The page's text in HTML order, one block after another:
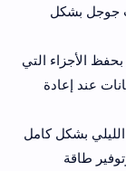
جوجل بشكل
الأجزاء التي
عند إعادة
بشكل كامل
طاقة